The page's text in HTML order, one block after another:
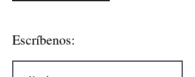
Escríbenos: